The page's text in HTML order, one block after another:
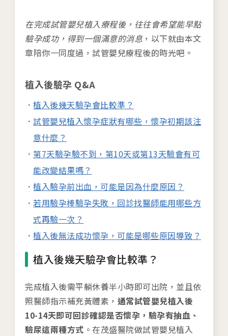
在完成試管嬰兒植入療程後，往往會希望能早點
驗孕成功，得到一個滿意的消息 ，以下就由本文
章陪你一同度過，試管嬰兒療程後的時光吧。
植入後驗孕 Q&A
植入後幾天驗孕會比較準？
試管嬰兒植入懷孕症狀有哪些，懷孕初期該注
意什麼？
第7天驗孕驗不到，第10天或第13天驗會有可
能改變結果嗎？
植入驗孕前出血，可能是因為什麼原因？
若用驗孕棒驗孕失敗，回診找醫師能用哪些方
式再驗一次？
植入後無法成功懷孕，可能是哪些原因導致？
植入後幾天驗孕會比較準？
完成植入後需平躺休養半小時即可出院，並且依
照醫師指示補充黃體素， 通常試管嬰兒植入後
10-14天即可回診確認是否懷孕，驗孕有抽血、
驗尿這兩種方式 。在茂盛醫院做試管嬰兒植入